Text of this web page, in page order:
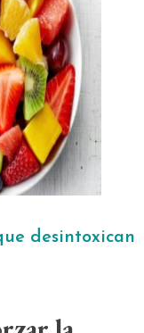
desintoxican